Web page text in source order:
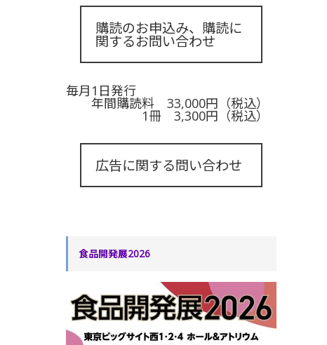
購読のお申込み、購読に
関するお問い合わせ
毎月1日発行
年間購読料 33,000円（税込）
1冊 3,300円（税込）
広告に関する問い合わせ
食品開発展2026